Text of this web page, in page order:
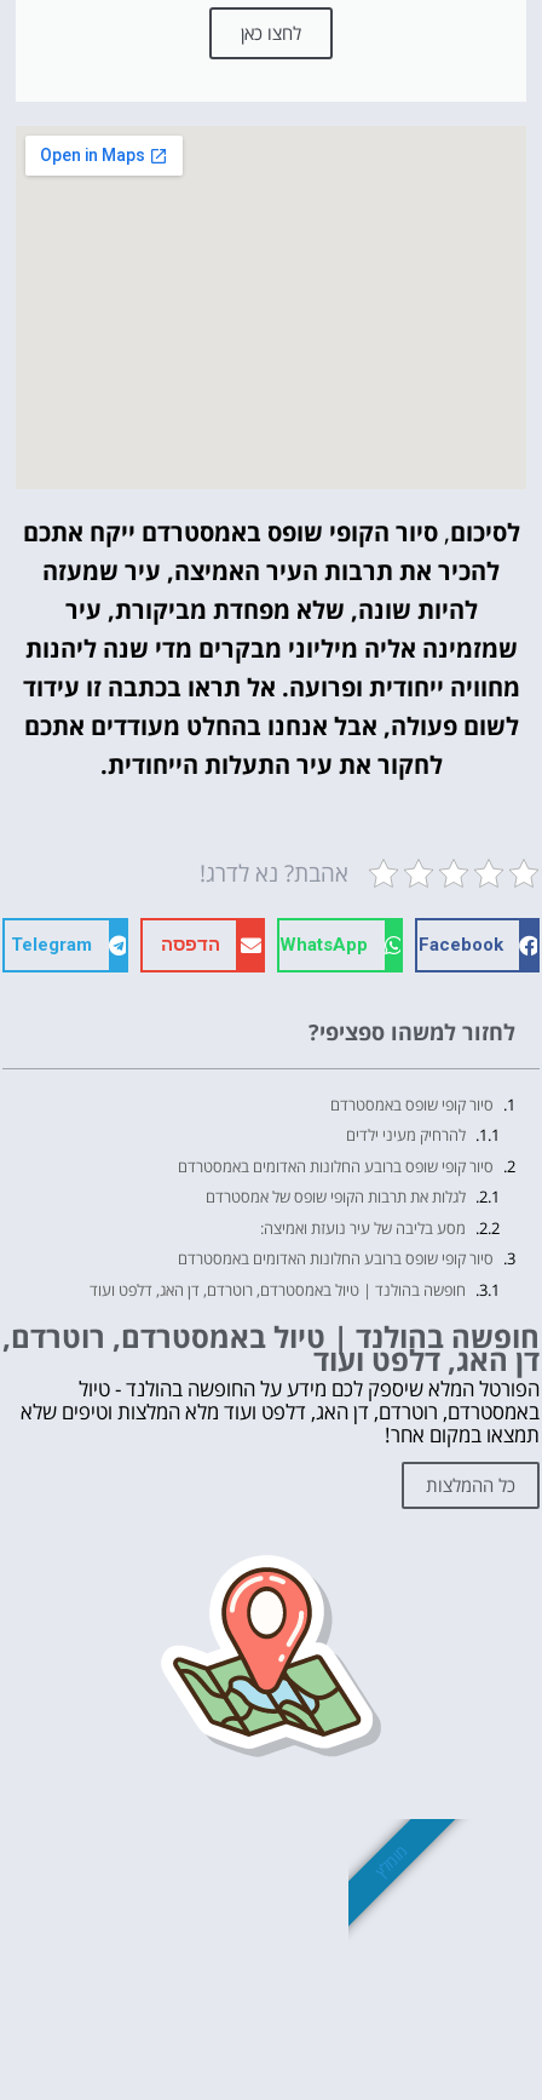
לחצו כאן
לסיכום,סיור הקופי שופס באמסטרדם ייקח אתכם
להכיר את תרבות העיר האמיצה, עיר שמעזה
להיות שונה, שלא מפחדת מביקורת, עיר
שמזמינה אליה מיליוני מבקרים מדי שנה ליהנות
מחוויה ייחודית ופרועה. אל תראו בכתבה זו עידוד
לשום פעולה, אבל אנחנו בהחלט מעודדים אתכם
לחקור את עיר התעלות הייחודית.
אהבת? נא לדרג!
Facebook
WhatsApp הדפסה Telegram
לחזור למשהו ספציפי?
סיור קופי שופס באמסטרדם
להרחיק מעיני ילדים
סיור קופי שופס ברובע החלונות האדומים באמסטרדם
לגלות את תרבות הקופי שופס של אמסטרדם
מסע בליבה של עיר נועזת ואמיצה:
סיור קופי שופס ברובע החלונות האדומים באמסטרדם
חופשה בהולנד | טיול באמסטרדם, רוטרדם, דן האג, דלפט ועוד
לקבלת ייעוץ בתכנון החופשה בהולנד ללא עלות השאירו פרטים👇
אהבת? נא לשתף!
עוד דברים שאסור לפספס 👇
מה לראות ולעשות בהולנד?
לחצו על הכפתור וקבלו את הכל בחינם!
חופשה בהולנד | טיול באמסטרדם, רוטרדם,
דן האג, דלפט ועוד
הפורטל המלא שיספק לכם מידע על החופשה בהולנד - טיול
באמסטרדם, רוטרדם, דן האג, דלפט ועוד מלא המלצות וטיפים שלא
תמצאו במקום אחר!
כל ההמלצות
מומלץ